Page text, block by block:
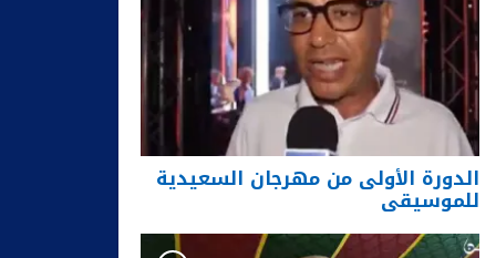
الدورة الأولى من مهرجان السعيدية
للموسيقى